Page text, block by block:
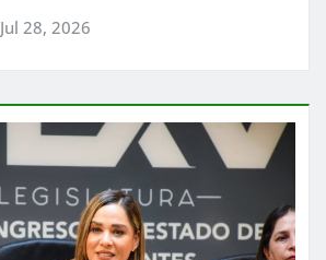
Jul 28, 2026